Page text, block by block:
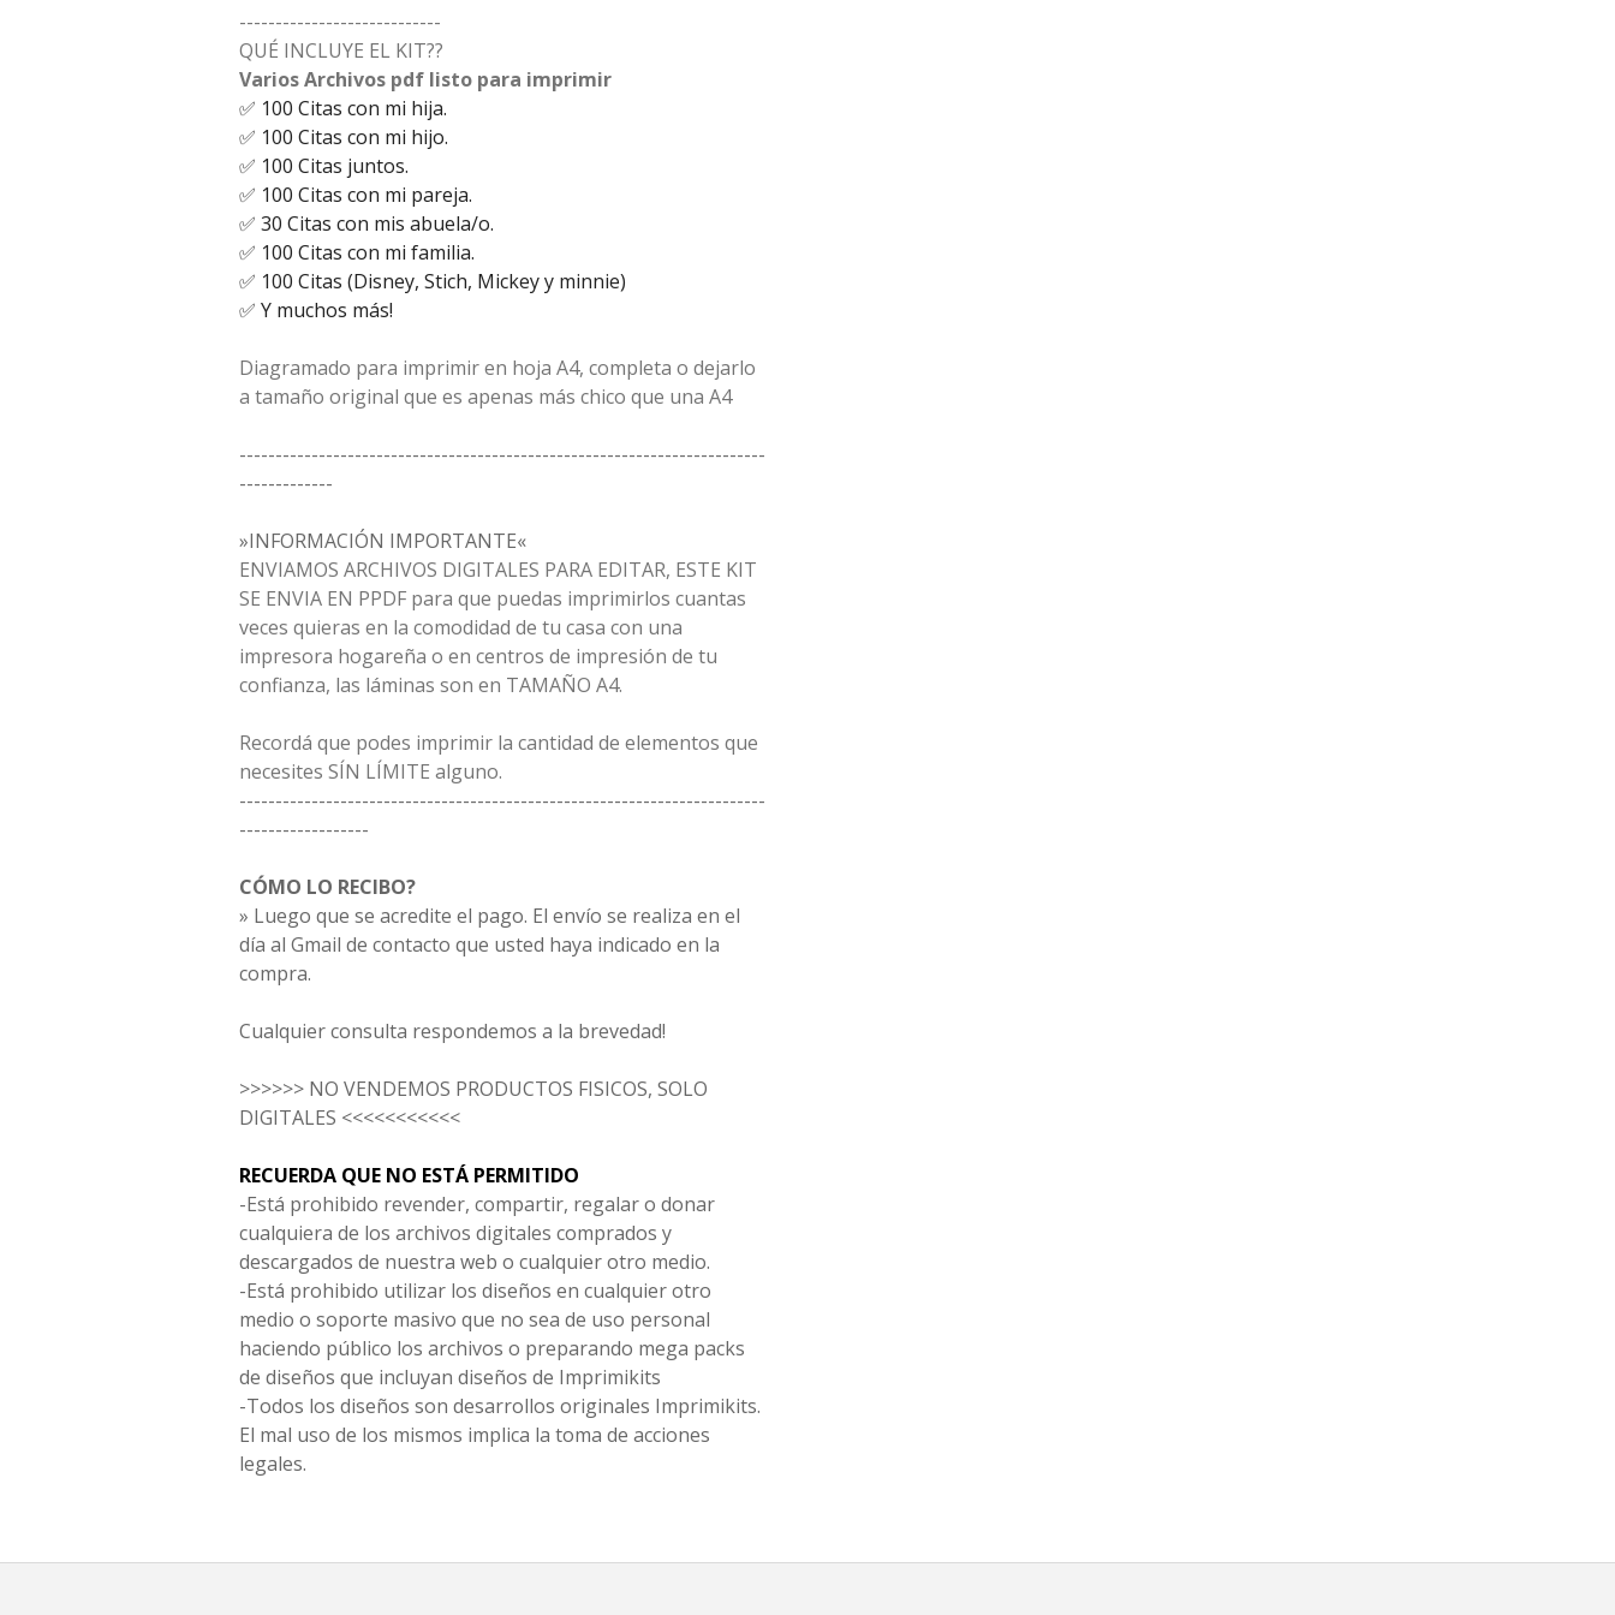
----------------------------
QUÉ INCLUYE EL KIT??
Varios Archivos pdf listo para imprimir
✅️ 100 Citas con mi hija.
✅️ 100 Citas con mi hijo.
✅️ 100 Citas juntos.
✅️ 100 Citas con mi pareja.
✅️ 30 Citas con mis abuela/o.
✅️ 100 Citas con mi familia.
✅️ 100 Citas (Disney, Stich, Mickey y minnie)
✅️ Y muchos más!
Diagramado para imprimir en hoja A4, completa o dejarlo
a tamaño original que es apenas más chico que una A4
-------------------------------------------------------------------------
-------------
»INFORMACIÓN IMPORTANTE«
ENVIAMOS ARCHIVOS DIGITALES PARA EDITAR, ESTE KIT
SE ENVIA EN PPDF para que puedas imprimirlos cuantas
veces quieras en la comodidad de tu casa con una
impresora hogareña o en centros de impresión de tu
confianza, las láminas son en TAMAÑO A4.
Recordá que podes imprimir la cantidad de elementos que
necesites SÍN LÍMITE alguno.
-------------------------------------------------------------------------
------------------
CÓMO LO RECIBO?
» Luego que se acredite el pago. El envío se realiza en el
día al Gmail de contacto que usted haya indicado en la
compra.
Cualquier consulta respondemos a la brevedad!
>>>>>> NO VENDEMOS PRODUCTOS FISICOS, SOLO
DIGITALES <<<<<<<<<<<
RECUERDA QUE NO ESTÁ PERMITIDO
-Está prohibido revender, compartir, regalar o donar
cualquiera de los archivos digitales comprados y
descargados de nuestra web o cualquier otro medio.
-Está prohibido utilizar los diseños en cualquier otro
medio o soporte masivo que no sea de uso personal
haciendo público los archivos o preparando mega packs
de diseños que incluyan diseños de Imprimikits
-Todos los diseños son desarrollos originales Imprimikits.
El mal uso de los mismos implica la toma de acciones
legales.